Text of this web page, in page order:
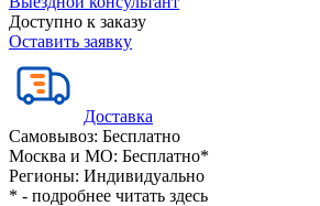
Доступно к заказу
Оставить заявку
Доставка
Самовывоз: Бесплатно
Москва и МО: Бесплатно*
Регионы: Индивидуально
* - подробнее читать здесь